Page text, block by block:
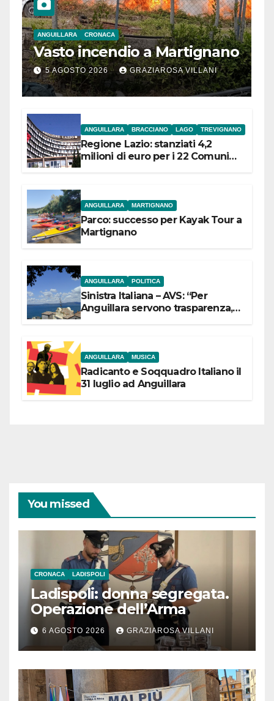
ANGUILLARA CRONACA
Vasto incendio a Martignano
5 AGOSTO 2026 GRAZIAROSA VILLANI
ANGUILLARA BRACCIANO LAGO TREVIGNANO
Regione Lazio: stanziati 4,2
milioni di euro per i 22 Comuni
ANGUILLARA MARTIGNANO
Parco: successo per Kayak Tour a
Martignano
ANGUILLARA POLITICA
Sinistra Italiana – AVS: “Per
Anguillara servono trasparenza,
ANGUILLARA MUSICA
Radicanto e Soqquadro Italiano il
31 luglio ad Anguillara
You missed
CRONACA LADISPOLI
Ladispoli: donna segregata.
Operazione dell’Arma
6 AGOSTO 2026 GRAZIAROSA VILLANI